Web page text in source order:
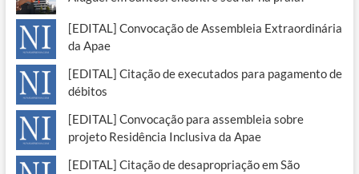
[EDITAL] Convocação de Assembleia Extraordinária
da Apae
[EDITAL] Citação de executados para pagamento de
débitos
[EDITAL] Convocação para assembleia sobre
projeto Residência Inclusiva da Apae
[EDITAL] Citação de desapropriação em São